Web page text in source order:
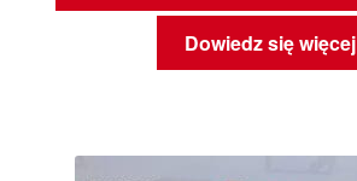
Dowiedz się więcej